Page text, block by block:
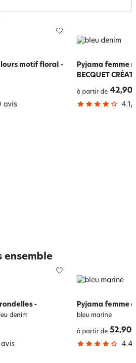
motif floral -
avis
Pyjama femme
BECQUET
à partir de 42,90
4.1 /
ensemble
-
denim
avis
Pyjama femme
bleu marine
à partir de 52,90
4.4